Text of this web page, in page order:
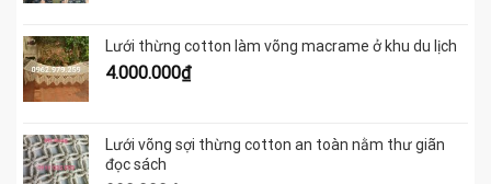
1.200.000₫.là:
Lưới thừng cotton làm võng macrame ở khu du lịch
4.000.000₫
Lưới võng sợi thừng cotton an toàn nằm thư giãn
đọc sách